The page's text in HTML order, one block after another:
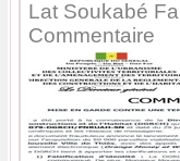
Lat Soukabé
Commentaire